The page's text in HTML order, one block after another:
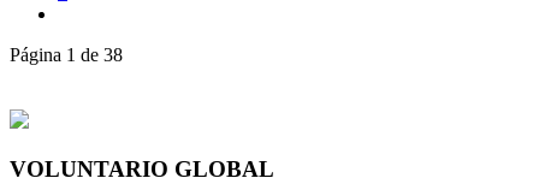
Página 1 de 38
VOLUNTARIO GLOBAL